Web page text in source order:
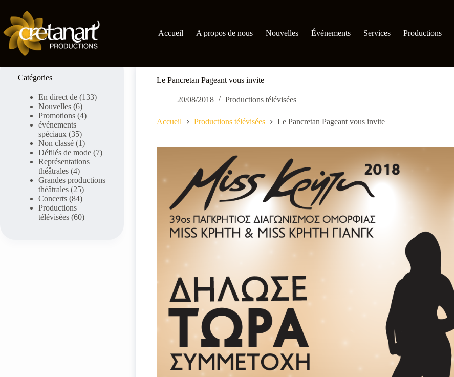
content
Accueil
A propos de nous Nouvelles Événements Services Productions
Le Pancretan Pageant vous invite
20/08/2018 Productions télévisées
Accueil Productions télévisées Le Pancretan Pageant vous invite
Catégories
En direct de (133)
Nouvelles (6)
Promotions (4)
événements
spéciaux (35)
Non classé (1)
Défilés de mode (7)
Représentations
théâtrales (4)
Grandes productions
théâtrales (25)
Concerts (84)
Productions
télévisées (60)